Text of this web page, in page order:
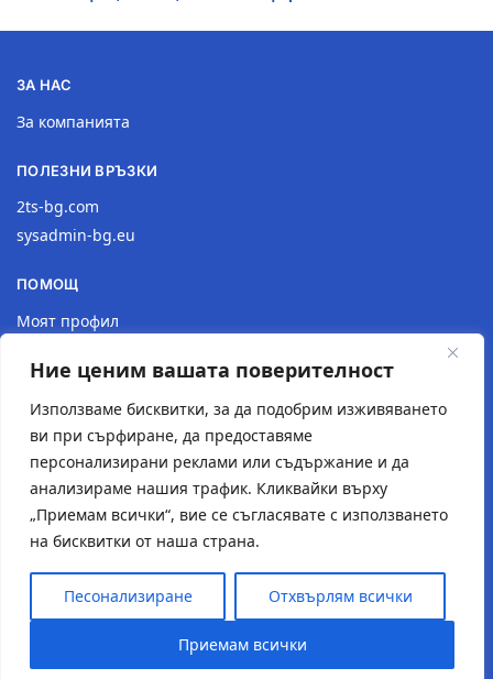
Ние ценим вашата поверителност
Използваме бисквитки, за да подобрим изживяването
ви при сърфиране, да предоставяме
персонализирани реклами или съдържание и да
анализираме нашия трафик. Кликвайки върху
„Приемам всички“, вие се съгласявате с използването
на бисквитки от наша страна.
Песонализиране Отхвърлям всички
Приемам всички
ЗА НАС
За компанията
ПОЛЕЗНИ ВРЪЗКИ
2ts-bg.com
sysadmin-bg.eu
ПОМОЩ
Моят профил
Връщане на продукт
Политика за поверителност
КОНТАКТИ
Местоположение
Контактна форма
Имейл: 2tsstudio1@gmail.com
Тел.: 0877 30 40 18
© Създаден от